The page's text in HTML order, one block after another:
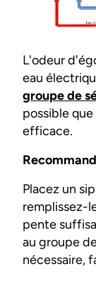
L'odeur
eau
groupe de
possible
efficace.
Placez un
remplissez-
pente
au groupe
nécessaire,